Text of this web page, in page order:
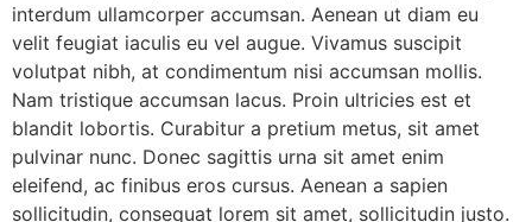
interdum ullamcorper accumsan. Aenean ut diam eu
velit feugiat iaculis eu vel augue. Vivamus suscipit
volutpat nibh, at condimentum nisi accumsan mollis.
Nam tristique accumsan lacus. Proin ultricies est et
blandit lobortis. Curabitur a pretium metus, sit amet
pulvinar nunc. Donec sagittis urna sit amet enim
eleifend, ac finibus eros cursus. Aenean a sapien
sollicitudin, consequat lorem sit amet, sollicitudin justo.